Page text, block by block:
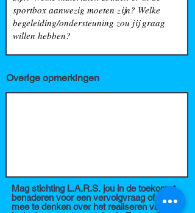
Overige opmerkingen
Mag stichting L.A.R.S. jou in de toekomst
benaderen voor een vervolgvraag of om
mee te denken over het realiseren van een